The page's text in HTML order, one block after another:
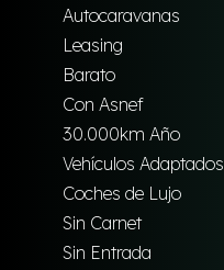
Autocaravanas
Leasing
Barato
Con Asnef
30.000km Año
Vehículos Adaptados
Coches de Lujo
Sin Carnet
Sin Entrada